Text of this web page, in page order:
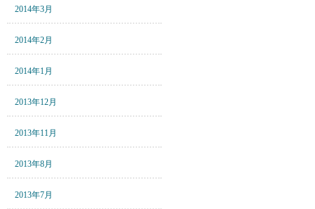
2014年3月
2014年2月
2014年1月
2013年12月
2013年11月
2013年8月
2013年7月